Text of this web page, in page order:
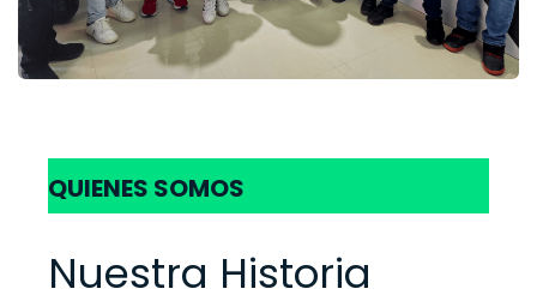
QUIENES SOMOS
Nuestra Historia